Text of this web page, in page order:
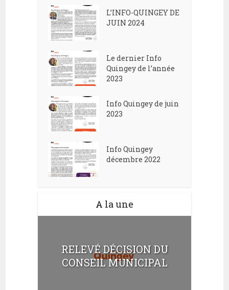
L’INFO-QUINGEY DE
JUIN 2024
Le dernier Info
Quingey de l’année
2023
Info Quingey de juin
2023
Info Quingey
décembre 2022
A la une
RELEVÉ DÉCISION DU
CONSEIL MUNICIPAL